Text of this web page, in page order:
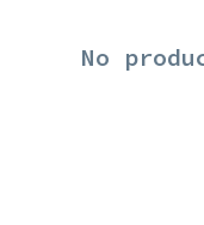
No